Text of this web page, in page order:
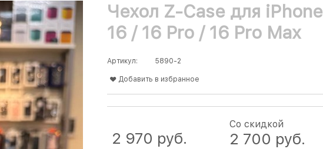
Чехол Z-Case для iPhone
16 / 16 Pro / 16 Pro Max
Артикул: 5890-2
Добавить в избранное
2 700 руб.
Со скидкой
2 970 руб.